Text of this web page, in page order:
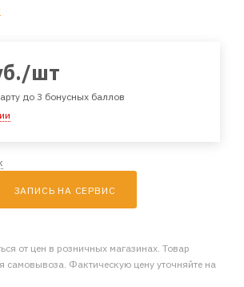
/шт
до 3 бонусных баллов
ЗАПИСЬ НА СЕРВИС
от цен в розничных магазинах. Товар
самовывоза. Фактическую цену уточняйте на